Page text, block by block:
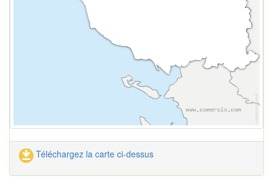
Téléchargez la carte ci-dessus